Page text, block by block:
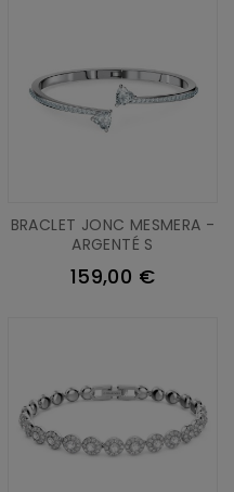
BRACLET JONC MESMERA -
ARGENTÉ S
159,00 €